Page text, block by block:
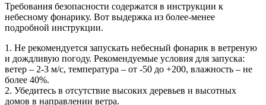
Требования безопасности содержатся в инструкции к
небесному фонарику. Вот выдержка из более-менее
подробной инструкции.
1. Не рекомендуется запускать небесный фонарик в ветреную
и дождливую погоду. Рекомендуемые условия для запуска:
ветер – 2-3 м/с, температура – от -50 до +200, влажность – не
более 40%.
2. Убедитесь в отсутствие высоких деревьев и высотных
домов в направлении ветра.